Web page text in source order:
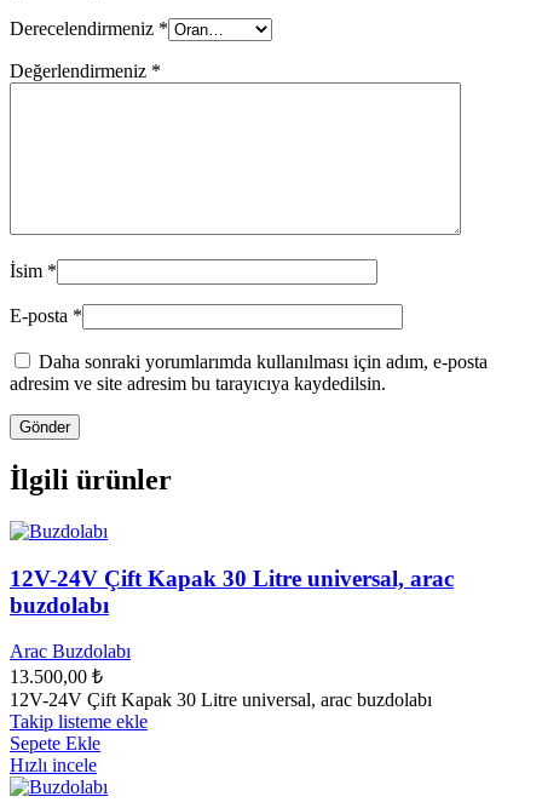
Derecelendirmeniz *
Değerlendirmeniz *
İsim *
E-posta *
Daha sonraki yorumlarımda kullanılması için adım, e-posta
adresim ve site adresim bu tarayıcıya kaydedilsin.
İlgili ürünler
12V-24V Çift Kapak 30 Litre universal, arac
buzdolabı
Arac Buzdolabı
13.500,00 ₺
12V-24V Çift Kapak 30 Litre universal, arac buzdolabı
Takip listeme ekle
Sepete Ekle
Hızlı incele